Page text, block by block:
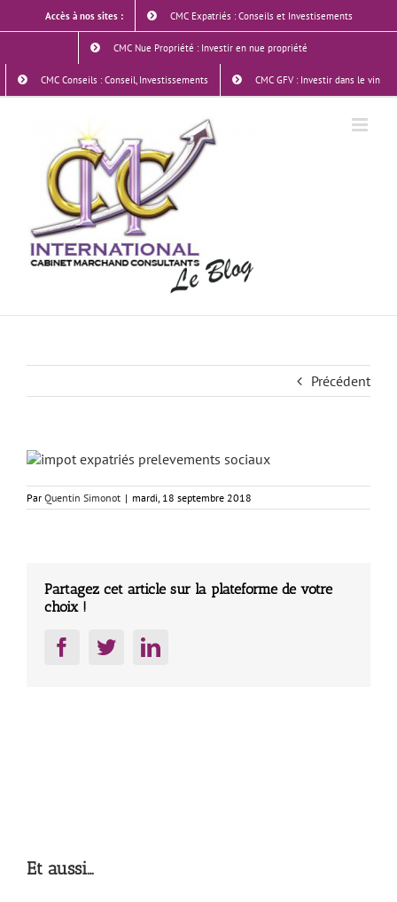
Accès à nos sites : CMC Expatriés : Conseils et Investisements
CMC Nue Propriété : Investir en nue propriété
CMC Conseils : Conseil, Investissements CMC GFV : Investir dans le vin
Précédent
Par Quentin Simonot | mardi, 18 septembre 2018
Partagez cet article sur la plateforme de votre
choix !
Facebook
TwitterLinkedIn
Et aussi…